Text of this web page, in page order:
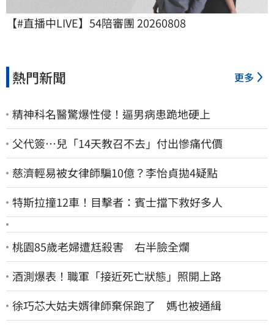
【#直播中LIVE】54陪審團 20260808
熱門新聞 更多
精神科名醫驚爆性侵！逼男病患跪地硬上
父代簽…兒「14天教召不去」付出慘痛代價
慈濟輕易被女律師騙10億？李怡貞拋4疑點
特斯拉撞12車！目擊者：賓士擋下救好多人
桃園85歲老婦遭尪殺害 右半臉全爛
酒測爆表！職軍「接近死亡狀態」照開上路
徐巧芯大姑夫婿律師棄保跑了 媽也被通緝